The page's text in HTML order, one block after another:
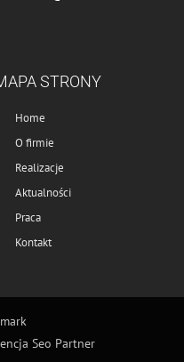
STRONY
Home
O firmie
Realizacje
Aktualności
Praca
Kontakt
Seo Partner